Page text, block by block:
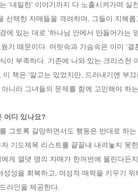
'내밀한' 이야기까지 다 노출시켜가며 실
을 선택한 자매들을 격려하며, 그들이 지
에 있는 대로 ‘하나님 안에서 만들어가는
기 때문이다. 머릿속과 가슴속은 이미 ‘
이 부족하다. 기존에 나와 있는 크리스천
이 책은 ‘알고는 있었지만, 드러내기엔 부
니라 그녀들의 문제를 함께 고민해야 하
어디 있나요?
그토록 갈망하면서도 행동은 반대로 하
기도제목 리스트를 끝끝내 내려놓지 못
게 열댓 명의 자매가 한꺼번에 몰린다든
성성을 회복하고, 여성적 매력을 키우기
라인을 제공한다.